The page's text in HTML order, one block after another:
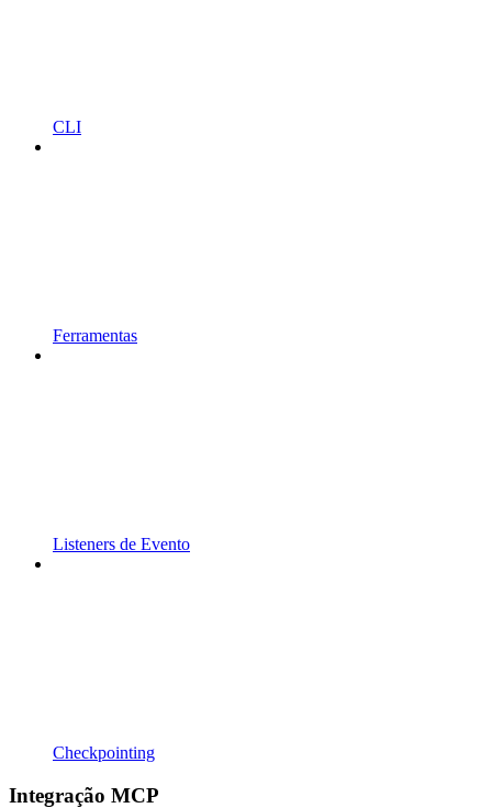
CLI
Ferramentas
Listeners de Evento
Checkpointing
Integração MCP